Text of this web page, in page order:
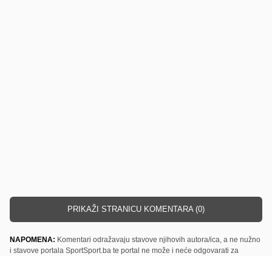
PRIKAŽI STRANICU KOMENTARA (0)
NAPOMENA: Komentari odražavaju stavove njihovih autora/ica, a ne nužno
i stavove portala SportSport.ba te portal ne može i neće odgovarati za